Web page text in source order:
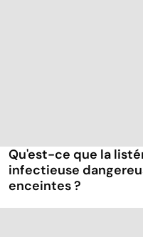
Qu'est-ce que la
infectieuse
enceintes ?